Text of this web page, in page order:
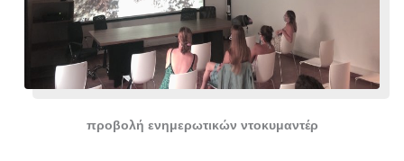
προβολή ενημερωτικών ντοκυμαντέρ